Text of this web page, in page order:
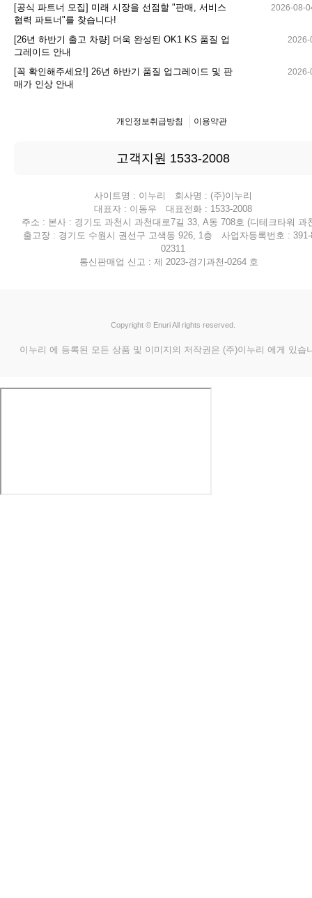
[공식 파트너 모집] 미래 시장을 선점할 "판매, 서비스
협력 파트너"를 찾습니다!
2026-08-
[26년 하반기 출고 차량] 더욱 완성된 OK1 KS 품질 업
그레이드 안내
2026-
[꼭 확인해주세요!] 26년 하반기 품질 업그레이드 및 판
매가 인상 안내
2026-
개인정보취급방침 이용약관
고객지원 1533-2008
사이트명 : 이누리 회사명 : (주)이누리
대표자 : 이동우 대표전화 : 1533-2008
주소 : 본사 : 경기도 과천시 과천대로7길 33, A동 708호 (디테크타워 과
출고장 : 경기도 수원시 권선구 고색동 926, 1층 사업자등록번호 : 391-
02311
통신판매업 신고 : 제 2023-경기과천-0264 호
Copyright © Enuri All rights reserved.
이누리 에 등록된 모든 상품 및 이미지의 저작권은 (주)이누리 에게 있습